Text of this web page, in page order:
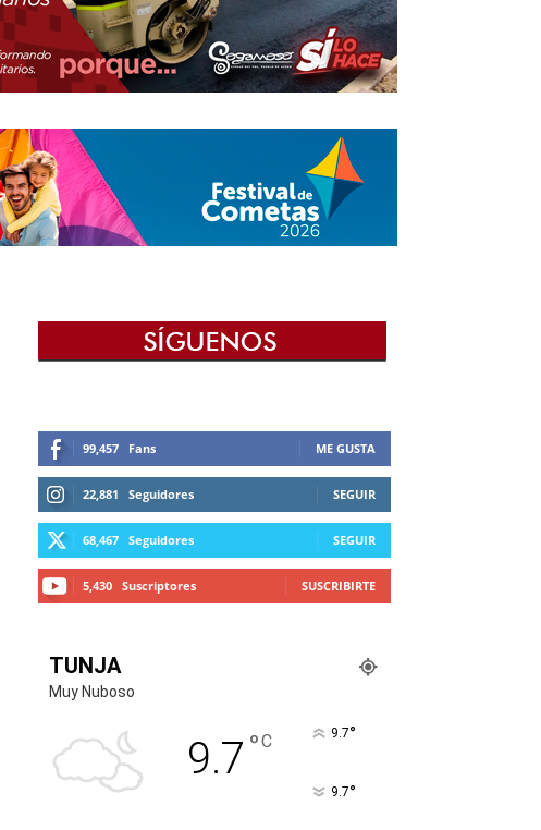
99,457 Fans ME GUSTA
22,881 Seguidores SEGUIR
68,467 Seguidores SEGUIR
5,430 Suscriptores SUSCRIBIRTE
TUNJA
Muy Nuboso
9.7 °C 9.7°
9.7°